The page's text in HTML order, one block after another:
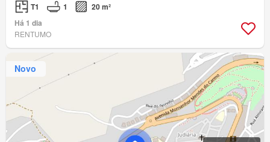
T1 1
20 m²
Há 1 dia
RENTUMO
Novo